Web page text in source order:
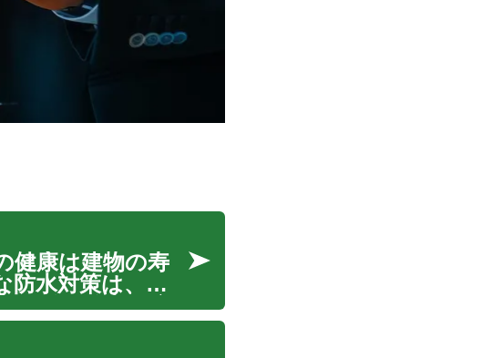
健康は建物の寿
防水対策は、雨
カビの発生を防
水の重要性か